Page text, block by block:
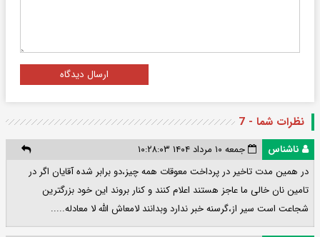
ارسال دیدگاه
نظرات شما - 7
ناشناس
جمعه ۱۰ مرداد ۱۴۰۴ ۱۰:۲۸:۰۳
در همین مدت تاخیر در پرداخت معوقات همه چیز،دو برابر شده آقایان اگر در
تامین نان خالی ما عاجز هستند اعلام کنند و کنار بروند این خود بزرگترین
شجاعت است سیر از،گرسنه خبر ندارد وبدانند لامعاش الله لا معادله.....